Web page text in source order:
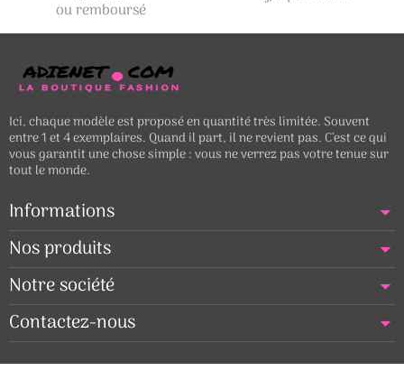
ou remboursé
Ici, chaque modèle est proposé en quantité très limitée. Souvent
entre 1 et 4 exemplaires. Quand il part, il ne revient pas. C’est ce qui
vous garantit une chose simple : vous ne verrez pas votre tenue sur
tout le monde.
Informations
Nos produits
Notre société
Contactez-nous